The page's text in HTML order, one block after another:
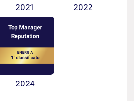
2021 2022
2024